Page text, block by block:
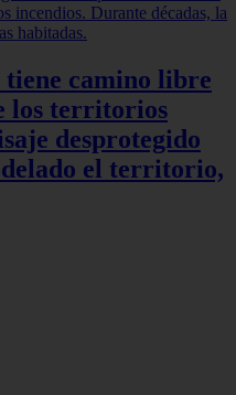
camino libre
los territorios
desprotegido
el territorio,